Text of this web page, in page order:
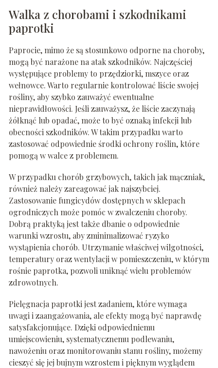
Walka z chorobami i szkodnikami
paprotki
Paprocie, mimo że są stosunkowo odporne na choroby,
mogą być narażone na atak szkodników. Najczęściej
występujące problemy to przędziorki, mszyce oraz
wełnowce. Warto regularnie kontrolować liście swojej
rośliny, aby szybko zauważyć ewentualne
nieprawidłowości. Jeśli zauważysz, że liście zaczynają
żółknąć lub opadać, może to być oznaką infekcji lub
obecności szkodników. W takim przypadku warto
zastosować odpowiednie środki ochrony roślin, które
pomogą w walce z problemem.
W przypadku chorób grzybowych, takich jak mączniak,
również należy zareagować jak najszybciej.
Zastosowanie fungicydów dostępnych w sklepach
ogrodniczych może pomóc w zwalczeniu choroby.
Dobrą praktyką jest także dbanie o odpowiednie
warunki wzrostu, aby zminimalizować ryzyko
wystąpienia chorób. Utrzymanie właściwej wilgotności,
temperatury oraz wentylacji w pomieszczeniu, w którym
rośnie paprotka, pozwoli uniknąć wielu problemów
zdrowotnych.
Pielęgnacja paprotki jest zadaniem, które wymaga
uwagi i zaangażowania, ale efekty mogą być naprawdę
satysfakcjonujące. Dzięki odpowiedniemu
umiejscowieniu, systematycznemu podlewaniu,
nawożeniu oraz monitorowaniu stanu rośliny, możemy
cieszyć się jej bujnym wzrostem i pięknym wyglądem